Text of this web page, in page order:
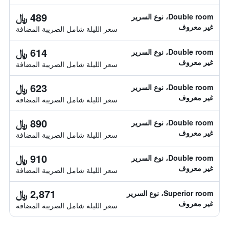
Double room، نوع السرير
غير معروف
489 ﷼
سعر الليلة شامل الصريبة المضافة
Double room، نوع السرير
غير معروف
614 ﷼
سعر الليلة شامل الصريبة المضافة
Double room، نوع السرير
غير معروف
623 ﷼
سعر الليلة شامل الصريبة المضافة
Double room، نوع السرير
غير معروف
890 ﷼
سعر الليلة شامل الصريبة المضافة
Double room، نوع السرير
غير معروف
910 ﷼
سعر الليلة شامل الصريبة المضافة
Superior room، نوع السرير
غير معروف
2,871 ﷼
سعر الليلة شامل الصريبة المضافة